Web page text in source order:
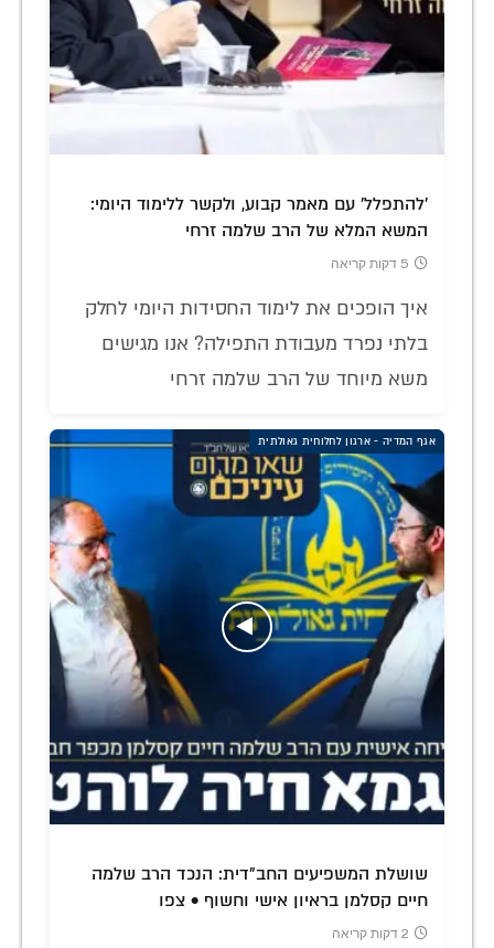
'להתפלל' עם מאמר קבוע, ולקשר ללימוד היומי:
המשא המלא של הרב שלמה זרחי
5 דקות קריאה
איך הופכים את לימוד החסידות היומי לחלק
בלתי נפרד מעבודת התפילה? אנו מגישים
משא מיוחד של הרב שלמה זרחי
אגף המדיה - ארגון לחלוחית גאולתית
שושלת המשפיעים החב"דית: הנכד הרב שלמה
חיים קסלמן בראיון אישי וחשוף • צפו
2 דקות קריאה